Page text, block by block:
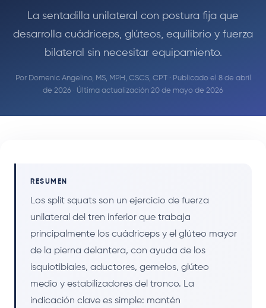
La sentadilla unilateral con postura fija que
desarrolla cuádriceps, glúteos, equilibrio y fuerza
bilateral sin necesitar equipamiento.
Por Domenic Angelino, MS, MPH, CSCS, CPT· Publicado el 8 de abril
de 2026 · Última actualización 20 de mayo de 2026
RESUMEN
Los split squats son un ejercicio de fuerza
unilateral del tren inferior que trabaja
principalmente los cuádriceps y el glúteo mayor
de la pierna delantera, con ayuda de los
isquiotibiales, aductores, gemelos, glúteo
medio y estabilizadores del tronco. La
indicación clave es simple: mantén